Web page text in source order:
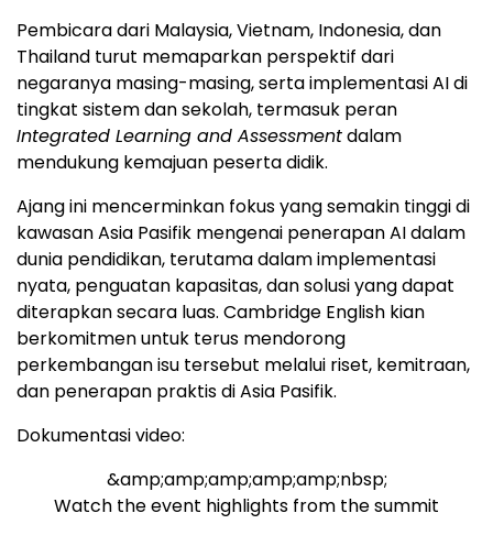
Pembicara dari Malaysia, Vietnam, Indonesia, dan
Thailand turut memaparkan perspektif dari
negaranya masing-masing, serta implementasi AI di
tingkat sistem dan sekolah, termasuk peran
Integrated Learning and Assessmentdalam
mendukung kemajuan peserta didik.
Ajang ini mencerminkan fokus yang semakin tinggi di
kawasan Asia Pasifik mengenai penerapan AI dalam
dunia pendidikan, terutama dalam implementasi
nyata, penguatan kapasitas, dan solusi yang dapat
diterapkan secara luas. Cambridge English kian
berkomitmen untuk terus mendorong
perkembangan isu tersebut melalui riset, kemitraan,
dan penerapan praktis di Asia Pasifik.
Dokumentasi video:
&amp;amp;amp;amp;amp;nbsp;
Watch the event highlights from the summit